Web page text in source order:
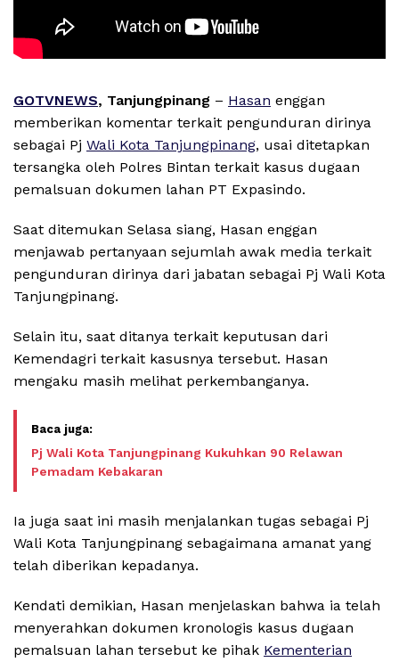
GOTVNEWS, Tanjungpinang – Hasan enggan
memberikan komentar terkait pengunduran dirinya
sebagai Pj Wali Kota Tanjungpinang, usai ditetapkan
tersangka oleh Polres Bintan terkait kasus dugaan
pemalsuan dokumen lahan PT Expasindo.
Saat ditemukan Selasa siang, Hasan enggan
menjawab pertanyaan sejumlah awak media terkait
pengunduran dirinya dari jabatan sebagai Pj Wali Kota
Tanjungpinang.
Selain itu, saat ditanya terkait keputusan dari
Kemendagri terkait kasusnya tersebut. Hasan
mengaku masih melihat perkembanganya.
Pj Wali Kota Tanjungpinang Kukuhkan 90 Relawan
Pemadam Kebakaran
Ia juga saat ini masih menjalankan tugas sebagai Pj
Wali Kota Tanjungpinang sebagaimana amanat yang
telah diberikan kepadanya.
Kendati demikian, Hasan menjelaskan bahwa ia telah
menyerahkan dokumen kronologis kasus dugaan
pemalsuan lahan tersebut ke pihak Kementerian